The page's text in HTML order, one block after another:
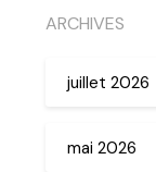
ARCHIVES
juillet 2026
mai 2026